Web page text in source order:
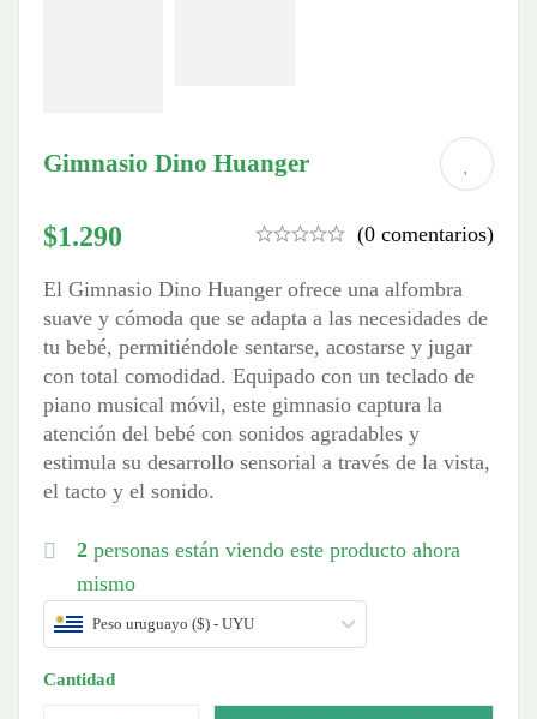
Gimnasio Dino Huanger
$1.290 (0 comentarios)
El Gimnasio Dino Huanger ofrece una alfombra
suave y cómoda que se adapta a las necesidades de
tu bebé, permitiéndole sentarse, acostarse y jugar
con total comodidad. Equipado con un teclado de
piano musical móvil, este gimnasio captura la
atención del bebé con sonidos agradables y
estimula su desarrollo sensorial a través de la vista,
el tacto y el sonido.
2 personas están viendo este producto ahora
mismo
Peso uruguayo ($) - UYU
Cantidad